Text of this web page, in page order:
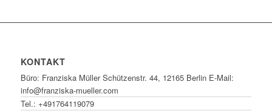
KONTAKT
Büro: Franziska Müller Schützenstr. 44, 12165 Berlin E-Mail:
info@franziska-mueller.com
Tel.: +491764119079